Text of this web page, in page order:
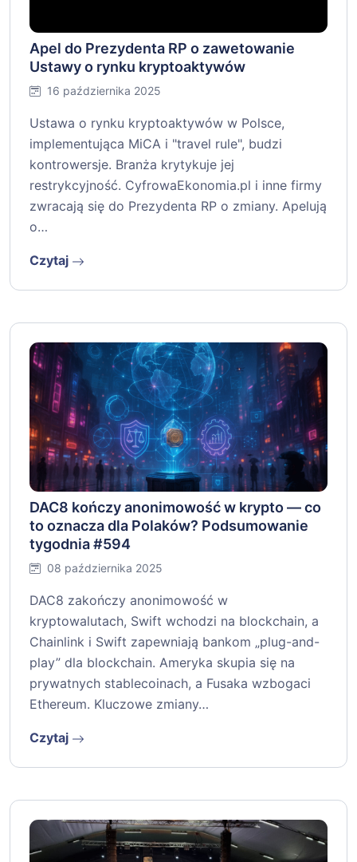
Apel do Prezydenta RP o zawetowanie
Ustawy o rynku kryptoaktywów
16 października 2025
Ustawa o rynku kryptoaktywów w Polsce,
implementująca MiCA i "travel rule", budzi
kontrowersje. Branża krytykuje jej
restrykcyjność. CyfrowaEkonomia.pl i inne firmy
zwracają się do Prezydenta RP o zmiany. Apelują
o…
Czytaj
DAC8 kończy anonimowość w krypto — co
to oznacza dla Polaków? Podsumowanie
tygodnia #594
08 października 2025
DAC8 zakończy anonimowość w
kryptowalutach, Swift wchodzi na blockchain, a
Chainlink i Swift zapewniają bankom „plug-and-
play” dla blockchain. Ameryka skupia się na
prywatnych stablecoinach, a Fusaka wzbogaci
Ethereum. Kluczowe zmiany…
Czytaj